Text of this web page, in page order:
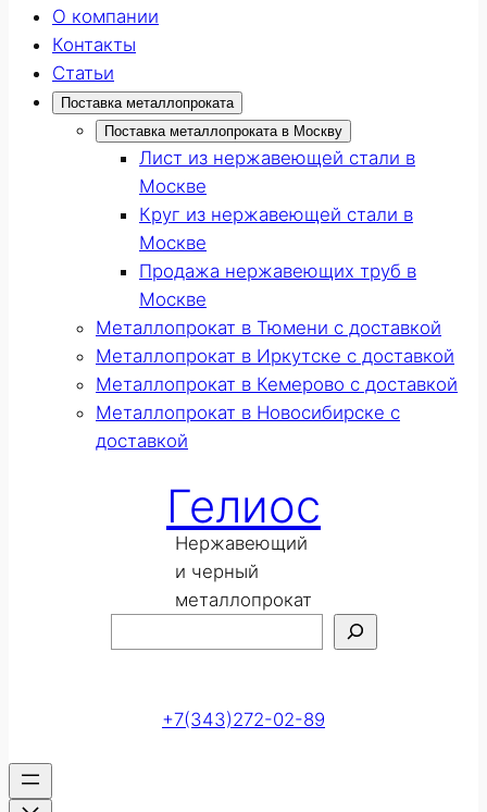
О компании
Контакты
Статьи
Поставка металлопроката
Поставка металлопроката в Москву
Лист из нержавеющей стали в
Москве
Круг из нержавеющей стали в
Москве
Продажа нержавеющих труб в
Москве
Металлопрокат в Тюмени с доставкой
Металлопрокат в Иркутске с доставкой
Металлопрокат в Кемерово с доставкой
Металлопрокат в Новосибирске с
доставкой
Гелиос
Нержавеющий
и черный
металлопрокат
+7(343)272-02-89